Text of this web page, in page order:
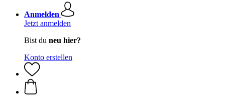
Anmelden
Jetzt anmelden
Bist du neu hier?
Konto erstellen